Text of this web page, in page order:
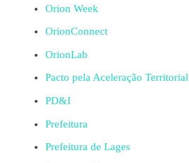
Orion Week
OrionConnect
OrionLab
Pacto pela Aceleração Territorial
PD&I
Prefeitura
Prefeitura de Lages